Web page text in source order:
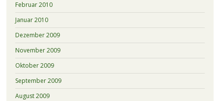
Februar 2010
Januar 2010
Dezember 2009
November 2009
Oktober 2009
September 2009
August 2009